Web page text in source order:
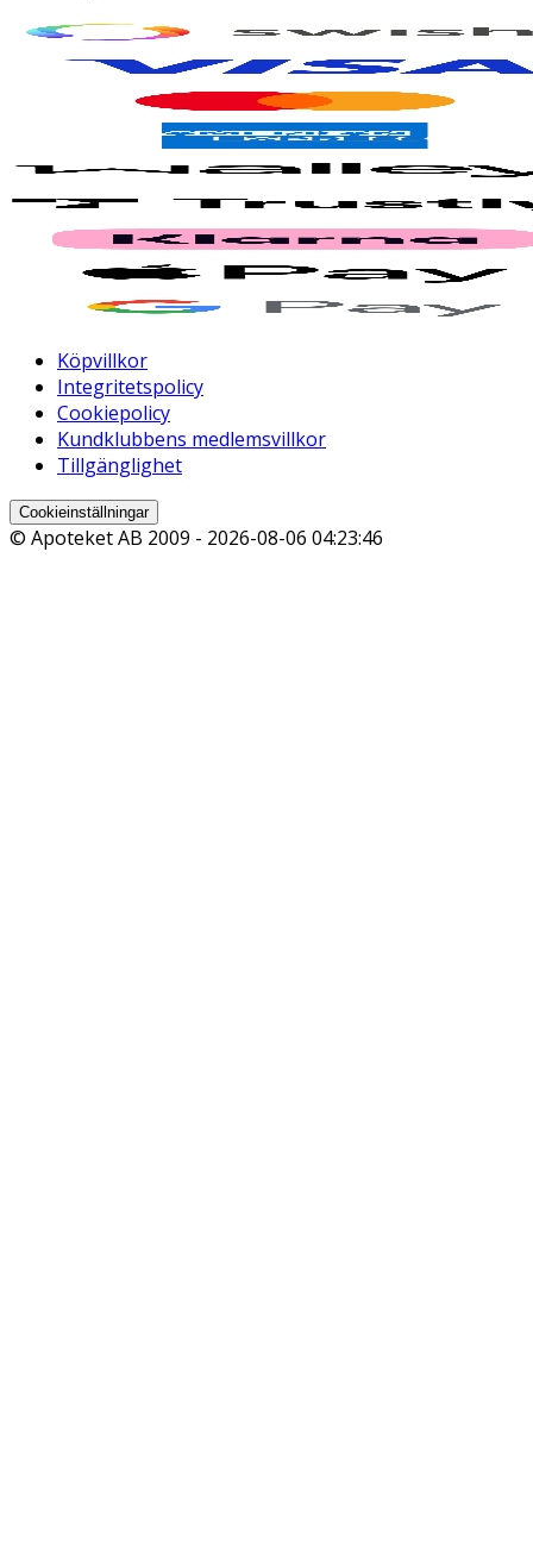
Köpvillkor
Integritetspolicy
Cookiepolicy
Kundklubbens medlemsvillkor
Tillgänglighet
Cookieinställningar
© Apoteket AB 2009 - 2026-08-06 04:23:46